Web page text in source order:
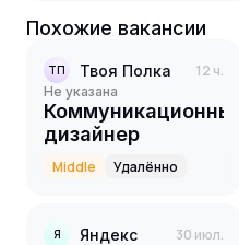
Похожие вакансии
ТП Твоя Полка 12 ч.
Не указана
Коммуникационный
дизайнер
Middle Удалённо
Я Яндекс 30 июл.